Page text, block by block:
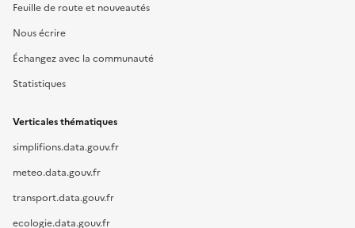
Feuille de route et nouveautés
Nous écrire
Échangez avec la communauté
Statistiques
Verticales thématiques
simplifions.data.gouv.fr
meteo.data.gouv.fr
transport.data.gouv.fr
ecologie.data.gouv.fr